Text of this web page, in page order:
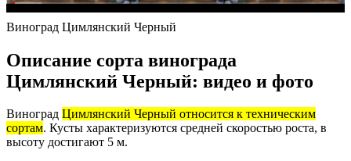
Виноград Цимлянский Черный
Описание сорта винограда
Цимлянский Черный: видео и фото
Виноград Цимлянский Черный относится к техническим
сортам. Кусты характеризуются средней скоростью роста, в
высоту достигают 5 м.